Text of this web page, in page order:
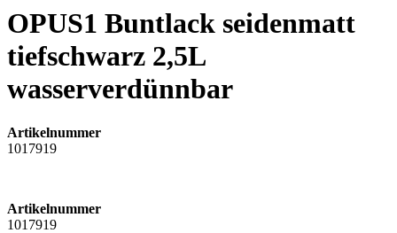
OPUS1 Buntlack seidenmatt
tiefschwarz 2,5L
wasserverdünnbar
Artikelnummer
1017919
Artikelnummer
1017919